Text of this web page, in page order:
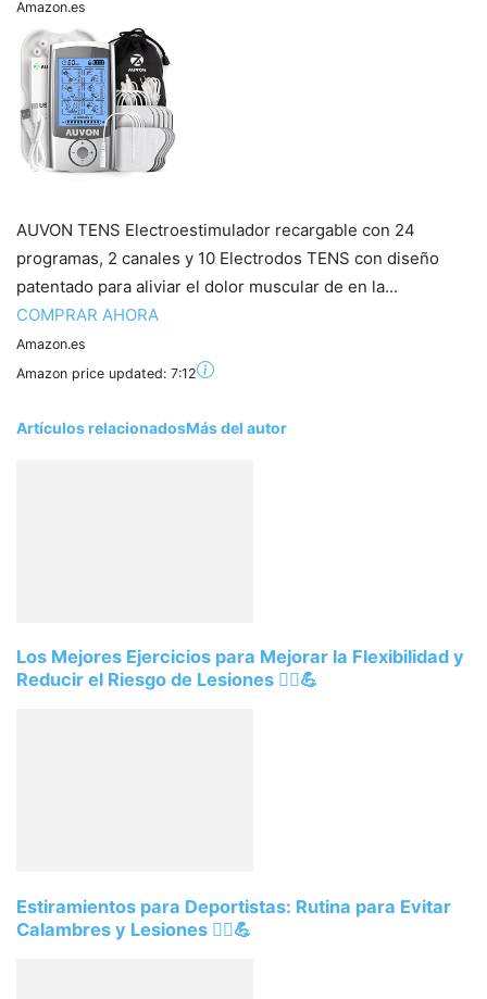
Amazon.es
AUVON TENS Electroestimulador recargable con 24
programas, 2 canales y 10 Electrodos TENS con diseño
patentado para aliviar el dolor muscular de en la...
COMPRAR AHORA
Amazon.es
Amazon price updated: 7:12
Artículos relacionadosMás del autor
Los Mejores Ejercicios para Mejorar la Flexibilidad y
Reducir el Riesgo de Lesiones 🧘‍♀️💪
Estiramientos para Deportistas: Rutina para Evitar
Calambres y Lesiones 🏃‍♂️💪